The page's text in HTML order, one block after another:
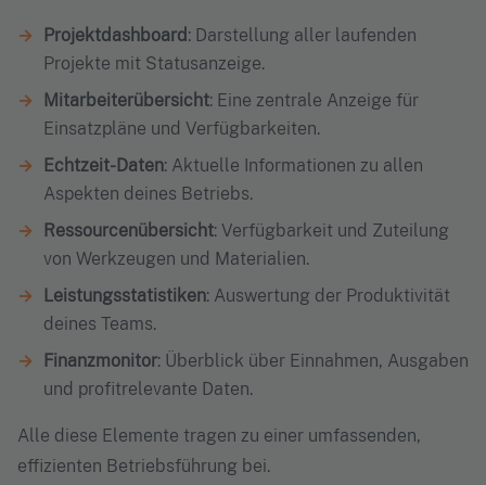
Projektdashboard : Darstellung aller laufenden
Projekte mit Statusanzeige.
Mitarbeiterübersicht: Eine zentrale Anzeige für
Einsatzpläne und Verfügbarkeiten.
Echtzeit-Daten: Aktuelle Informationen zu allen
Aspekten deines Betriebs.
Ressourcenübersicht: Verfügbarkeit und Zuteilung
von Werkzeugen und Materialien.
Leistungsstatistiken: Auswertung der Produktivität
deines Teams.
Finanzmonitor: Überblick über Einnahmen, Ausgaben
und profitrelevante Daten.
Alle diese Elemente tragen zu einer umfassenden,
effizienten Betriebsführung bei.